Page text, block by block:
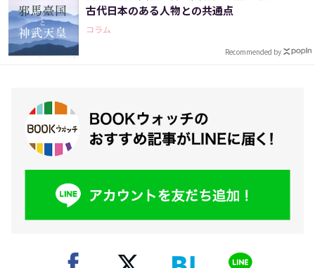
古代日本のある人物との共通点
コラム
Recommended by